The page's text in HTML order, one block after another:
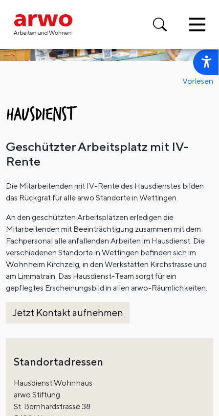
Vorlesen
HAUSDIENST
Geschützter Arbeitsplatz mit IV-
Rente
Die Mitarbeitenden mit IV-Rente des Hausdienstes bilden
das Rückgrat für alle arwo Standorte in Wettingen.
An den geschützten Arbeitsplätzen erledigen die
Mitarbeitenden mit Beeinträchtigung zusammen mit dem
Fachpersonal alle anfallenden Arbeiten im Hausdienst. Die
verschiedenen Standorte in Wettingen befinden sich im
Wohnheim Kirchzelg, in den Werkstätten Kirchstrasse und
am Limmatrain. Das Hausdienst-Team sorgt für ein
gepflegtes Erscheinungsbild in allen arwo-Räumlichkeiten.
Jetzt Kontakt aufnehmen
Standortadressen
Hausdienst Wohnhaus
arwo Stiftung
St. Bernhardstrasse 38